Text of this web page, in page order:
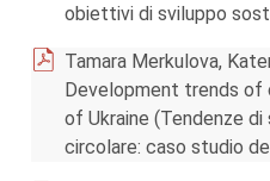
obiettivi di sviluppo
Tamara Merkulova,
Development trends of
of Ukraine (Tendenze di
circolare: caso studio